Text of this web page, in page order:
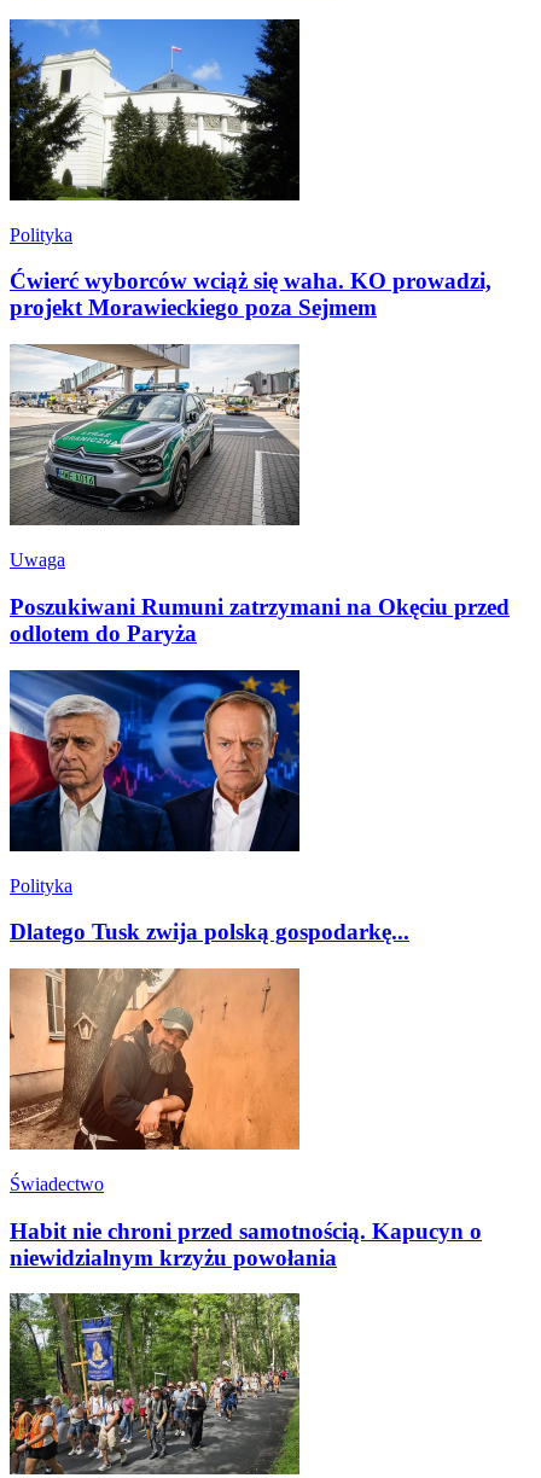
Polityka
Ćwierć wyborców wciąż się waha. KO prowadzi,
projekt Morawieckiego poza Sejmem
Uwaga
Poszukiwani Rumuni zatrzymani na Okęciu przed
odlotem do Paryża
Polityka
Dlatego Tusk zwija polską gospodarkę...
Świadectwo
Habit nie chroni przed samotnością. Kapucyn o
niewidzialnym krzyżu powołania